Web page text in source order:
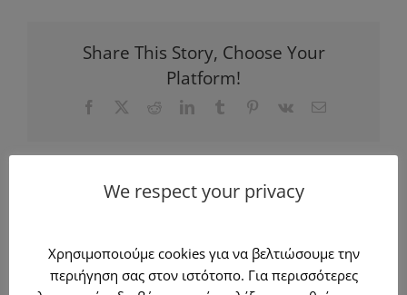
Share This Story, Choose Your
Platform!
Facebook RedditLinkedInTumblr Pinterest
Vk Email
Σχετικά Έργα
τοποθέτηση
πέργγολας σε
Κατασκευή και
τοποθέτηση
We respect your privacy
Χρησιμοποιούμε cookies για να βελτιώσουμε την
περιήγηση σας στον ιστότοπο. Για περισσότερες